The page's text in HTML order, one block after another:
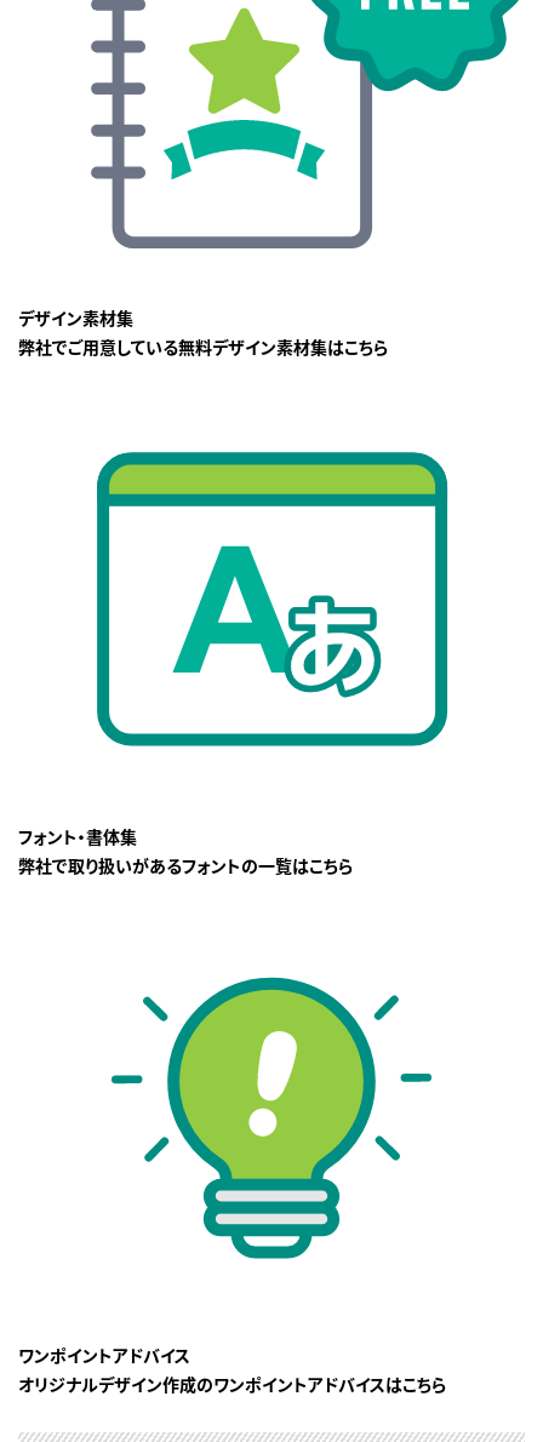
デザイン素材集
弊社でご用意している無料デザイン素材集はこちら
フォント・書体集
弊社で取り扱いがあるフォントの一覧はこちら
ワンポイントアドバイス
オリジナルデザイン作成のワンポイントアドバイスはこちら